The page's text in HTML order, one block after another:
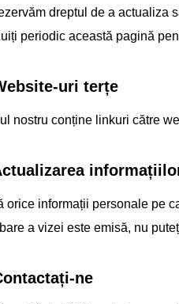
dreptul de a actualiza
periodic această pagină
uri terțe
nostru conține linkuri către
orice informații personale pe
a vizei este emisă, nu
ne